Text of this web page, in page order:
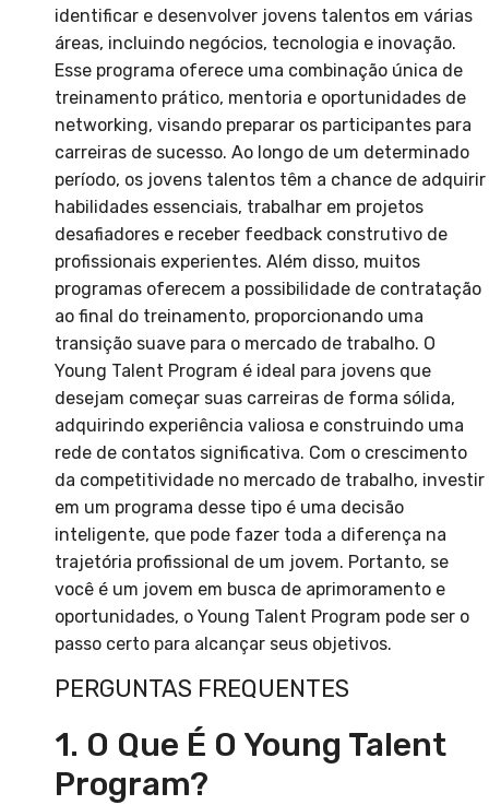
identificar e desenvolver jovens talentos em várias
áreas, incluindo negócios, tecnologia e inovação.
Esse programa oferece uma combinação única de
treinamento prático, mentoria e oportunidades de
networking, visando preparar os participantes para
carreiras de sucesso. Ao longo de um determinado
período, os jovens talentos têm a chance de adquirir
habilidades essenciais, trabalhar em projetos
desafiadores e receber feedback construtivo de
profissionais experientes. Além disso, muitos
programas oferecem a possibilidade de contratação
ao final do treinamento, proporcionando uma
transição suave para o mercado de trabalho. O
Young Talent Program é ideal para jovens que
desejam começar suas carreiras de forma sólida,
adquirindo experiência valiosa e construindo uma
rede de contatos significativa. Com o crescimento
da competitividade no mercado de trabalho, investir
em um programa desse tipo é uma decisão
inteligente, que pode fazer toda a diferença na
trajetória profissional de um jovem. Portanto, se
você é um jovem em busca de aprimoramento e
oportunidades, o Young Talent Program pode ser o
passo certo para alcançar seus objetivos.
PERGUNTAS FREQUENTES
1. O Que É O Young Talent
Program?